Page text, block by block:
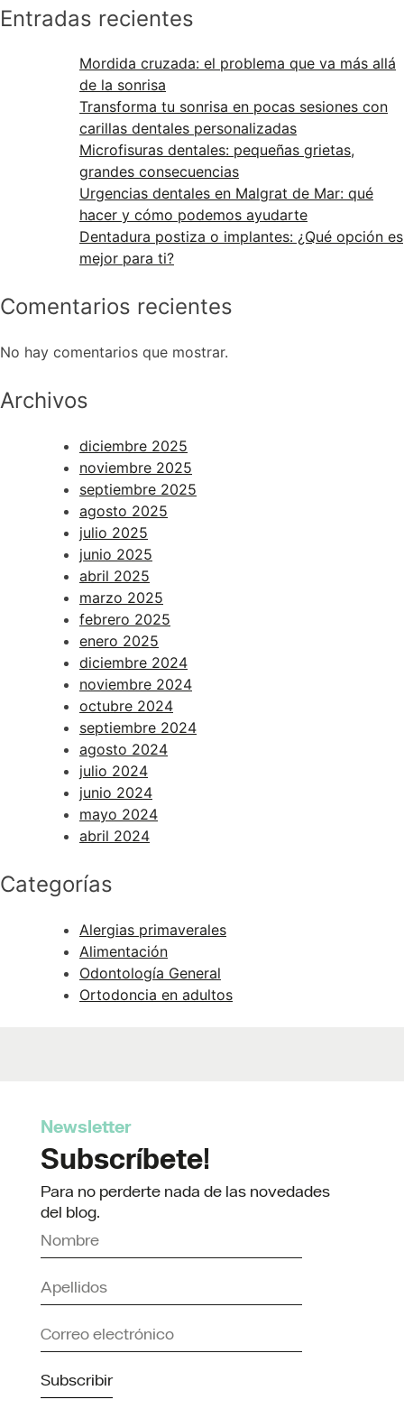
Entradas recientes
Mordida cruzada: el problema que va más allá
de la sonrisa
Transforma tu sonrisa en pocas sesiones con
carillas dentales personalizadas
Microfisuras dentales: pequeñas grietas,
grandes consecuencias
Urgencias dentales en Malgrat de Mar: qué
hacer y cómo podemos ayudarte
Dentadura postiza o implantes: ¿Qué opción es
mejor para ti?
Comentarios recientes
No hay comentarios que mostrar.
Archivos
diciembre 2025
noviembre 2025
septiembre 2025
agosto 2025
julio 2025
junio 2025
abril 2025
marzo 2025
febrero 2025
enero 2025
diciembre 2024
noviembre 2024
octubre 2024
septiembre 2024
agosto 2024
julio 2024
junio 2024
mayo 2024
abril 2024
Categorías
Alergias primaverales
Alimentación
Odontología General
Ortodoncia en adultos
Newsletter
Subscríbete!
Para no perderte nada de las novedades
del blog.
Subscribir